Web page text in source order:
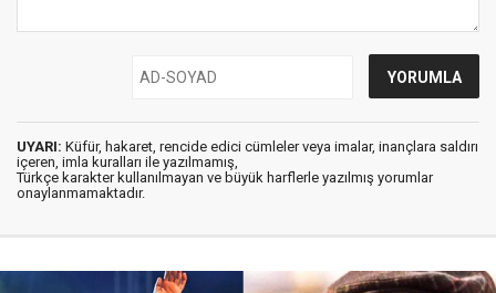
UYARI: Küfür, hakaret, rencide edici cümleler veya imalar, inançlara saldırı
içeren, imla kuralları ile yazılmamış,
Türkçe karakter kullanılmayan ve büyük harflerle yazılmış yorumlar
onaylanmamaktadır.